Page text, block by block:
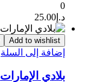
0
د.إ 25.00
Add to wishlist
إضافة إلى السلة
بلادي الإمارات